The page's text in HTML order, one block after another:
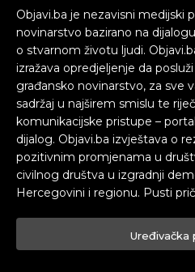
Objavi.ba je nezavisni medijski
novinarstvo bazirano na
o stvarnom životu ljudi.
izražava opredjeljenje da
građansko novinarstvo, za sve
sadržaj u najširem smislu te
komunikacijske pristupe –
dijalog. Objavi.ba izvještava o
pozitivnim promjenama u
civilnog društva u izgradnji
Hercegovini i regionu. Pusti
Uređivačka